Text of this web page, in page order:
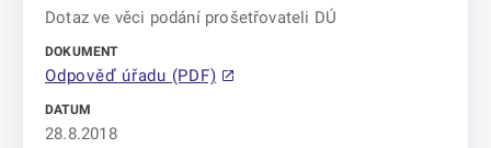
Dotaz ve věci podání prošetřovateli DÚ
Odpověď úřadu (PDF)
28.8.2018